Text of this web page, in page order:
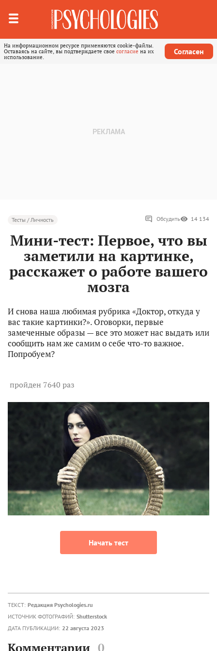
На информационном ресурсе применяются cookie-файлы.
Оставаясь на сайте, вы подтверждаете свое согласие на их
использование.
Согласен
Тесты / Личность Обсудить 14 134
Мини-тест: Первое, что вы
заметили на картинке,
расскажет о работе вашего
мозга
И снова наша любимая рубрика «Доктор, откуда у
вас такие картинки?». Оговорки, первые
замеченные образы — все это может нас выдать или
сообщить нам же самим о себе что-то важное.
Попробуем?
пройден 7640 раз
Начать тест
ТЕКСТ: Редакция Psychologies.ru
ИСТОЧНИК ФОТОГРАФИЙ: Shutterstock
ДАТА ПУБЛИКАЦИИ: 22 августа 2023
Комментарии 0